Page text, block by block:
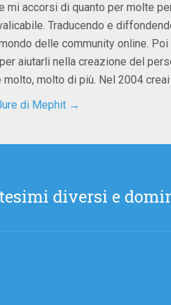
mi accorsi di quanto per molte
Traducendo e
delle community online.
aiutarli nella creazione del
molto di più. Nel 2004 creai
di Mephit →
diversi e